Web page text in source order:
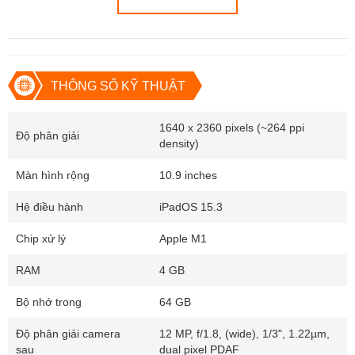
Retina độ phân giải 2360 x 1640 Pixels mang lại hiển thị hình ảnh
Là thiết bị dành cho đa dạng nhu cầu từ học tập, làm việc, chơi
THÔNG SỐ KỸ THUẬT
Độ phân giải
1640 x 2360 pixels (~264 ppi
density)
Màn hình rộng 10.9 inches
Hệ điều hành iPadOS 15.3
Chip xử lý Apple M1
RAM 4 GB
Bộ nhớ trong 64 GB
Độ phân giải camera
sau
12 MP, f/1.8, (wide), 1/3", 1.22µm,
dual pixel PDAF